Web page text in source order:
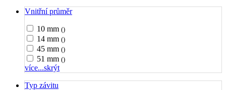
Vnitřní průměr
10 mm ()
14 mm ()
45 mm ()
51 mm ()
více...skrýt
Typ závitu